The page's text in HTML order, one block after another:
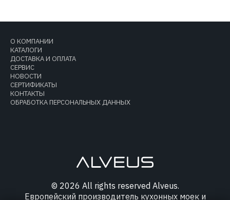
О КОМПАНИИ
КАТАЛОГИ
ДОСТАВКА И ОПЛАТА
СЕРВИС
НОВОСТИ
СЕРТИФИКАТЫ
КОНТАКТЫ
ОБРАБОТКА ПЕРСОНАЛЬНЫХ ДАННЫХ
© 2026 All rights reserved Alveus.
Европейский производитель кухонных моек и